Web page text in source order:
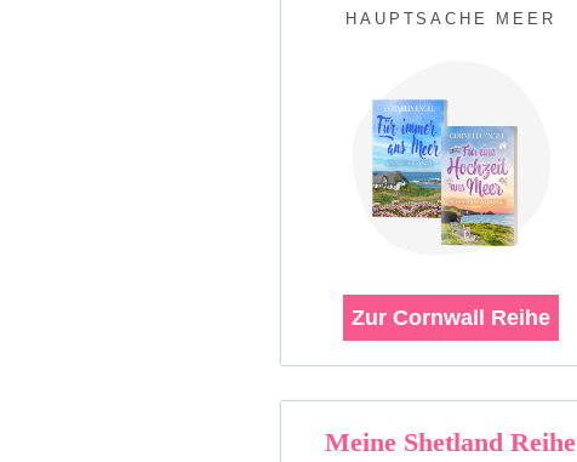
HAUPTSACHE MEER
Zur Cornwall Reihe
Meine Shetland Reihe